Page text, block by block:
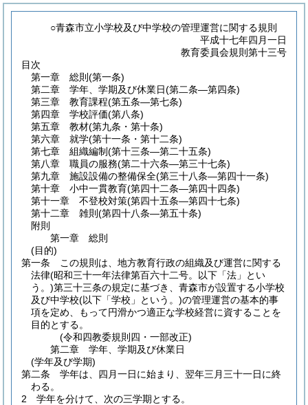
○青森市立小学校及び中学校の管理運営に関する規則
平成十七年四月一日
教育委員会規則第十三号
目次
第一章
総則 (第一条)
第二章
学年、学期及び休業日(第二条―第四条)
第三章
教育課程(第五条―第七条)
第四章
学校評価(第八条)
第五章
教材(第九条・第十条)
第六章
就学(第十一条・第十二条)
第七章
組織編制(第十三条―第二十五条)
第八章
職員の服務(第二十六条―第三十七条)
第九章
施設設備の整備保全(第三十八条―第四十一条)
第十章
小中一貫教育(第四十二条―第四十四条)
第十一章
不登校対策(第四十五条―第四十七条)
第十二章
雑則 (第四十八条―第五十条)
附則
第一章
総則
(目的)
第一条
この規則は、地方教育行政の組織及び運営に関する
法律(昭和三十一年法律第百六十二号。以下「法」とい
う。)第三十三条の規定に基づき、青森市が設置する小学校
及び中学校(以下「学校」という。)の管理運営の基本的事
項を定め、もって円滑かつ適正な学校経営に資することを
目的とする。
(令和四教委規則四・一部改正)
第二章
学年、学期及び休業日
(学年及び学期)
第二条
学年は、四月一日に始まり、翌年三月三十一日に終
わる。
2
学年を分けて、次の三学期とする。